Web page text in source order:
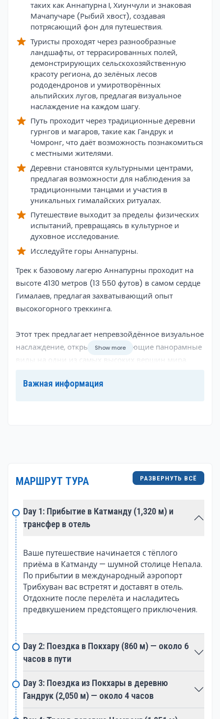
таких как Аннапурна I, Хиунчули и знаковая
Мачапучаре (Рыбий хвост), создавая
потрясающий фон для путешествия.
Туристы проходят через разнообразные
ландшафты, от террасированных полей,
демонстрирующих сельскохозяйственную
красоту региона, до зелёных лесов
рододендронов и умиротворённых
альпийских лугов, предлагая визуальное
наслаждение на каждом шагу.
Путь проходит через традиционные деревни
гурнгов и магаров, такие как Гандрук и
Чомронг, что даёт возможность познакомиться
с местными жителями.
Деревни становятся культурными центрами,
предлагая возможности для наблюдения за
традиционными танцами и участия в
уникальных гималайских ритуалах.
Путешествие выходит за пределы физических
испытаний, превращаясь в культурное и
духовное исследование.
Исследуйте горы Аннапурны.
Overview
Трек к базовому лагерю Аннапурны проходит на
высоте 4130 метров (13 550 футов) в самом сердце
Гималаев, предлагая захватывающий опыт
высокогорного треккинга.
Этот трек предлагает непревзойдённое визуальное
наслаждение, открывая потрясающие панорамные
виды на одни из самых высоких вершин мира.
Аннапурну I, Хиунчули и знаковую Мачапучаре
как Гандрук и Чомронг, туристы получают
уникальную возможность познакомиться с
танцы и принять участие в уникальных ритуалах
гималайских культур.
Извиваясь через разнообразные ландшафты, трек
открывает волшебную красоту террасированных
полей, зелёных лесов рододендронов и
умиротворённых альпийских лугов. Ущелье реки
Моди Кхола добавляет драматизма в путешествие,
а тропа — это яркое полотно, наполненное богатым
биоразнообразием, от субтропической
растительности до суровой красоты ледниковых
морен.
Трек к базовому лагерю Аннапурны — это не
просто физическое восхождение; это культурное
исследование. Тропа демонстрирует гармоничное
Show more
Важная информация
МАРШРУТ ТУРА РАЗВЕРНУТЬ ВСЁ
Day 1: Прибытие в Катманду (1,320 м) и
трансфер в отель
Ваше путешествие начинается с тёплого
приёма в Катманду — шумной столице Непала.
По прибытии в международный аэропорт
Трибхуван вас встретят и доставят в отель.
Отдохните после перелёта и насладитесь
предвкушением предстоящего приключения.
Day 2: Поездка в Покхару (860 м) — около 6
часов в пути
Day 3: Поездка из Покхары в деревню
Гандрук (2,050 м) — около 4 часов